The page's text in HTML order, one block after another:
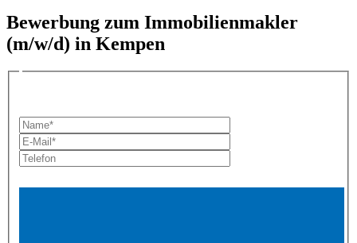
Bewerbung zum Immobilienmakler
(m/w/d) in Kempen